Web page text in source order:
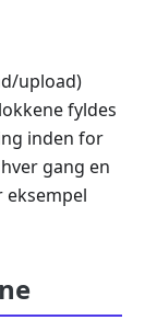
upload)
fyldes
inden for
gang en